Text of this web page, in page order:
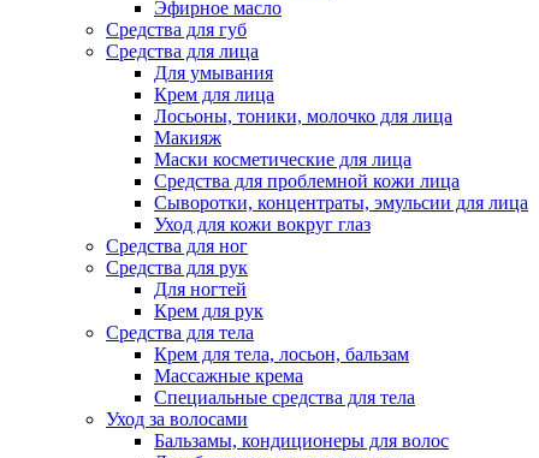
Эфирное масло
Средства для губ
Средства для лица
Для умывания
Крем для лица
Лосьоны, тоники, молочко для лица
Макияж
Маски косметические для лица
Средства для проблемной кожи лица
Сыворотки, концентраты, эмульсии для лица
Уход для кожи вокруг глаз
Средства для ног
Средства для рук
Для ногтей
Крем для рук
Средства для тела
Крем для тела, лосьон, бальзам
Массажные крема
Специальные средства для тела
Уход за волосами
Бальзамы, кондиционеры для волос